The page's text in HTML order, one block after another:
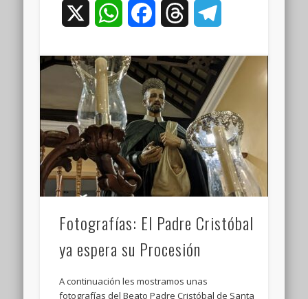
WhatsAppFacebookThreads
Fotografías: El Padre Cristóbal
ya espera su Procesión
A continuación les mostramos unas
fotografías del Beato Padre Cristóbal de Santa